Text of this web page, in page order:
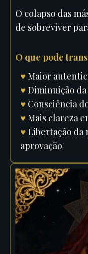
O colapso das
de sobreviver
O que pode
♥ Maior
♥ Diminuição
♥ Consciência
♥ Mais clareza
♥ Libertação da
aprovação